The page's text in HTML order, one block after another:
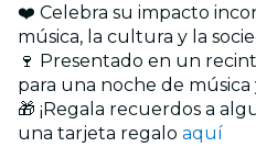
❤️ Celebra su impacto
música, la cultura y la
🍷 Presentado en un
para una noche de música
🎁 ¡Regala recuerdos a
una tarjeta regalo aquí